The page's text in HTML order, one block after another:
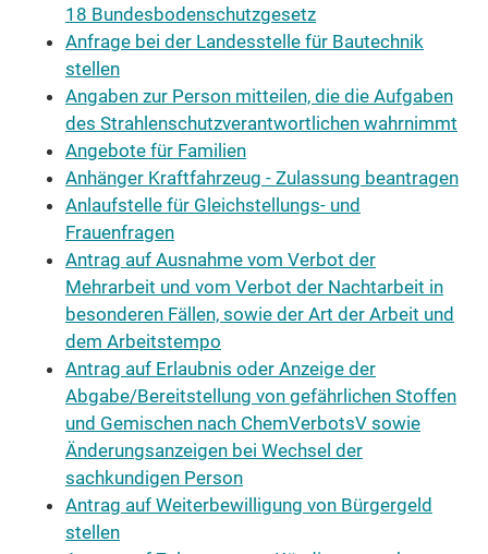
18 Bundesbodenschutzgesetz
Anfrage bei der Landesstelle für Bautechnik
stellen
Angaben zur Person mitteilen, die die Aufgaben
des Strahlenschutzverantwortlichen wahrnimmt
Angebote für Familien
Anhänger Kraftfahrzeug - Zulassung beantragen
Anlaufstelle für Gleichstellungs- und
Frauenfragen
Antrag auf Ausnahme vom Verbot der
Mehrarbeit und vom Verbot der Nachtarbeit in
besonderen Fällen, sowie der Art der Arbeit und
dem Arbeitstempo
Antrag auf Erlaubnis oder Anzeige der
Abgabe/Bereitstellung von gefährlichen Stoffen
und Gemischen nach ChemVerbotsV sowie
Änderungsanzeigen bei Wechsel der
sachkundigen Person
Antrag auf Weiterbewilligung von Bürgergeld
stellen